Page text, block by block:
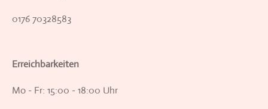
0176 70328583
Erreichbarkeiten
Mo - Fr: 15:00 - 18:00 Uhr